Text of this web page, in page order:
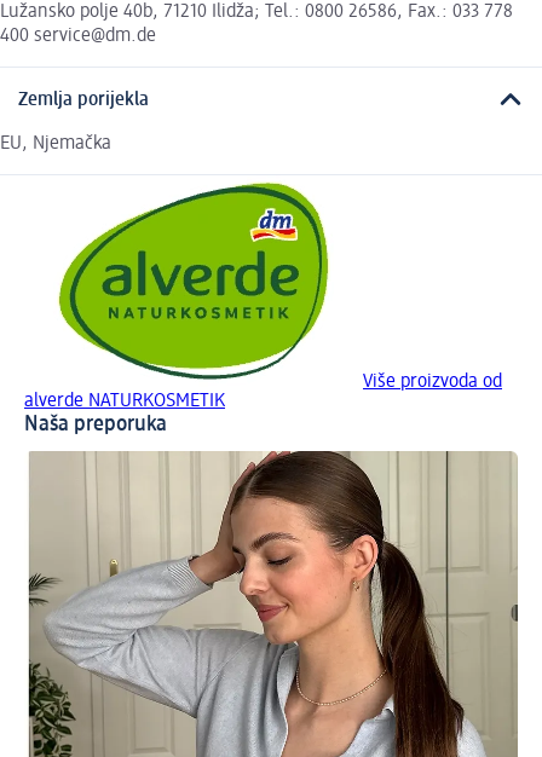
Lužansko polje 40b, 71210 Ilidža; Tel.: 0800 26586, Fax.: 033 778
400 service@dm.de
Zemlja porijekla
EU, Njemačka
Više proizvoda od
alverde NATURKOSMETIK
Naša preporuka